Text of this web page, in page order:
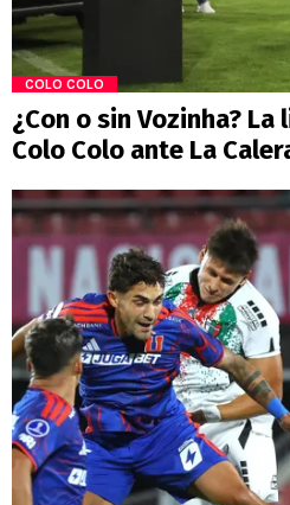
COLO COLO
¿Con o sin Vozinha?
Colo Colo ante La